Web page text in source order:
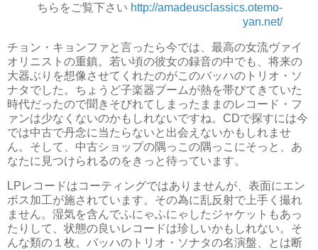
ちらをご覧下さい http://amadeusclassics.otemo-
yan.net/
チョン・キョンファと言ったら今では、最高の女流ヴァイ
オリニストの重鎮。若い頃の彼女の録音の中でも、将来の
大器ぶりを想像させてくれたのがこのバッハのトリオ・ソ
ナタでした。ちょうど子楽器ブームが熱を帯びてきていた
時代だったので聞きそびれてしまったままのレコード・フ
ァンは少なくないのかもしれないですね。CDで探すには今
では中古で丹念に当たらないと出会えないかもしれませ
ん。そして、中古ショップの隅っこの隅っこにそっと、あ
なたに見つけられるのをきっと待っています。
LPレコードはコーティングではありませんが、表面にエン
ボス加工が施されています。その為に乱反射で上手く撮れ
ません。湿気を含んでふにゃふにゃしたジャケットもあっ
たりして、状態の良いレコードは珍しいかもしれない。そ
んな類の１枚。バッハのトリオ・ソナタの名演盤、とは断